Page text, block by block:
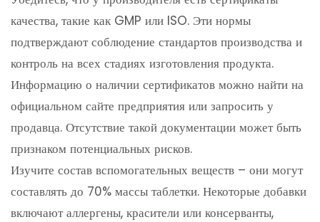
качества, такие как GMP или ISO. Эти нормы
подтверждают соблюдение стандартов производства и
контроль на всех стадиях изготовления продукта.
Информацию о наличии сертификатов можно найти на
официальном сайте предприятия или запросить у
продавца. Отсутствие такой документации может быть
признаком потенциальных рисков.
Изучите состав вспомогательных веществ – они могут
составлять до 70% массы таблетки. Некоторые добавки
включают аллергены, красители или консерванты,